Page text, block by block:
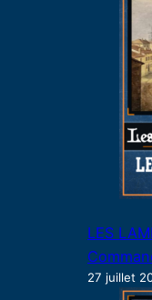
LES
27 juillet